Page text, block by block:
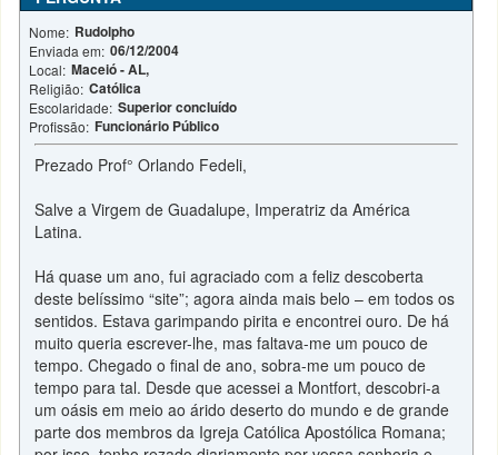
Nome: Rudolpho
Enviada em: 06/12/2004
Local: Maceió - AL,
Religião: Católica
Escolaridade: Superior concluído
Profissão: Funcionário Público
Prezado Prof° Orlando Fedeli,
Salve a Virgem de Guadalupe, Imperatriz da América
Latina.
Há quase um ano, fui agraciado com a feliz descoberta
deste belíssimo “site”; agora ainda mais belo – em todos os
sentidos. Estava garimpando pirita e encontrei ouro. De há
muito queria escrever-lhe, mas faltava-me um pouco de
tempo. Chegado o final de ano, sobra-me um pouco de
tempo para tal. Desde que acessei a Montfort, descobri-a
um oásis em meio ao árido deserto do mundo e de grande
parte dos membros da Igreja Católica Apostólica Romana;